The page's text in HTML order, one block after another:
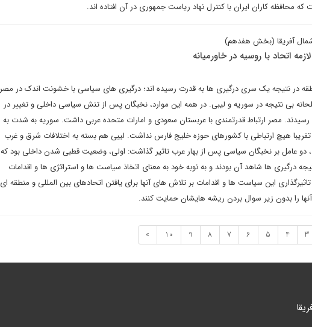
کاران ایران با کنترل نهاد ریاست جمهوری در آن افتاده اند.
آفریقا (بخش هفدهم)
اتحاد با روسیه در خاورمیانه
در نتیجه یک سری درگیری ها به قدرت رسیده اند؛ درگیری های سیاسی با خشونت اندک در مصر
بی نتیجه در سوریه و لیبی. در همه این موارد، نخبگان پس از تنش سیاسی داخلی و تغییر در
مصر ارتباط قدرتمندی با عربستان سعودی و امارات متحده عربی داشت. سوریه به شدت به
تقریبا هیچ ارتباطی با کشورهای حوزه خلیج فارس نداشت. لیبی هم بسته به اختلافات شرق و غرب
دو عامل بر نخبگان سیاسی پس از بهار عرب تاثیر گذاشت: اولی، وضعیت قطبی شدن داخلی بود که
درگیری ها شاهد آن بودند و به نوبه خود به معنای اتخاذ سیاست ها و استراتژی ها و اقدامات
این سیاست ها و اقدامات بر تلاش های آنها برای یافتن اتحادهای بین المللی و منطقه ای
را بدون زیر سوال بردن ریشه هایشان حمایت کنند.
3
4
5
6
7
8
9
10
»